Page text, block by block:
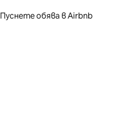
Пуснете обява в Airbnb